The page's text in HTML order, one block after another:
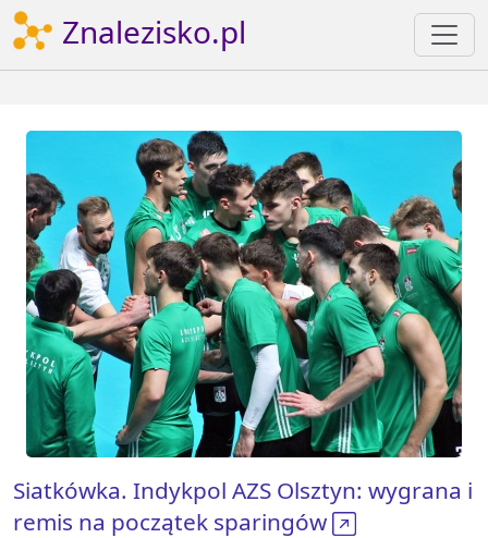
Znalezisko.pl
Siatkówka. Indykpol AZS Olsztyn: wygrana i
remis na początek sparingów